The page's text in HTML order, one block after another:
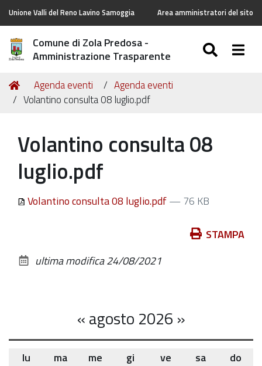
Unione Valli del Reno Lavino Samoggia Area amministratori del sito
Comune di Zola Predosa -
Amministrazione Trasparente
Tu
sei
Home
Agenda eventi
Agenda eventi
Volantino consulta 08 luglio.pdf
Volantino consulta 08
luglio.pdf
Volantino consulta 08 luglio.pdf— 76 KB
documento
STAMPA
ultima modifica24/08/2021
«agosto 2026 »
lu ma me gi ve sa
do